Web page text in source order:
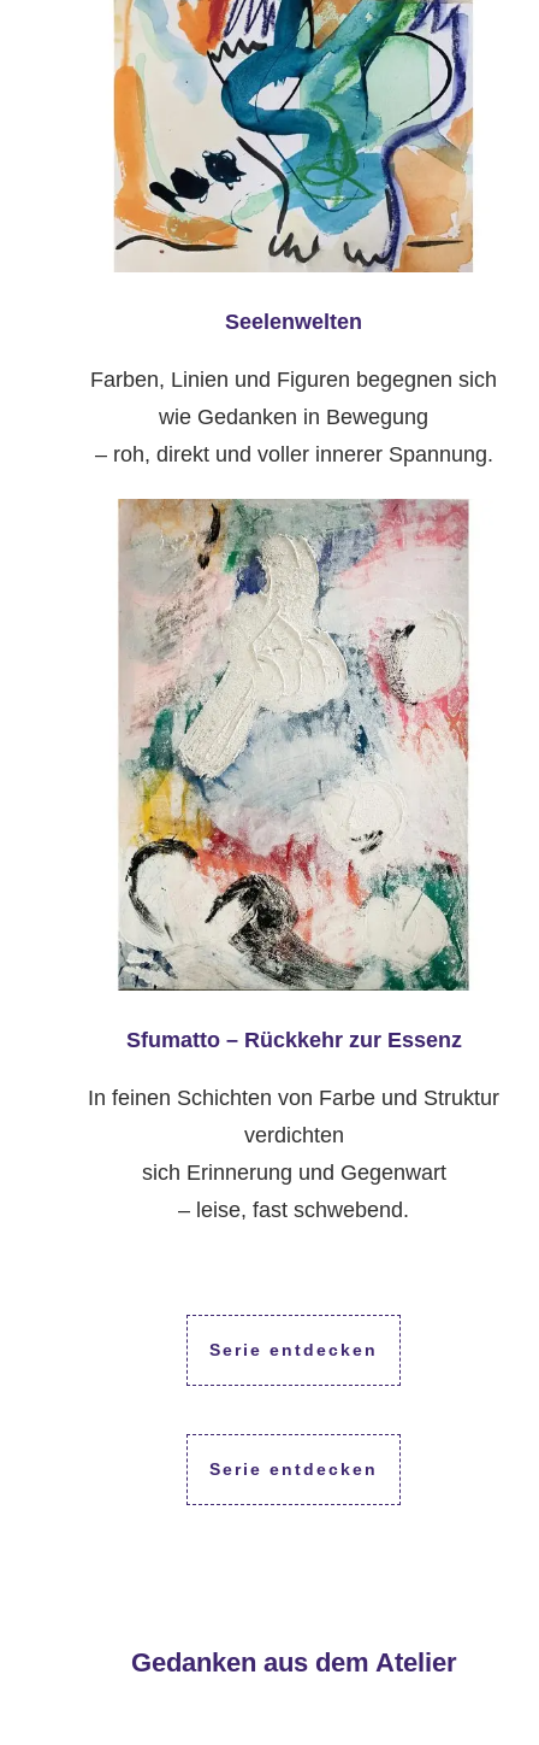
Seelenwelten
Farben, Linien und Figuren begegnen sich
wie Gedanken in Bewegung
– roh, direkt und voller innerer Spannung.
Sfumatto – Rückkehr zur Essenz
In feinen Schichten von Farbe und Struktur
verdichten
sich Erinnerung und Gegenwart
– leise, fast schwebend.
Serie entdecken
Serie entdecken
Gedanken aus dem Atelier